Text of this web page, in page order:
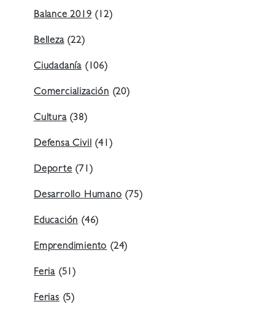
Balance 2019 (12)
Belleza(22)
Ciudadanía (106)
Comercialización (20)
Cultura(38)
Defensa Civil (41)
Deporte (71)
Desarrollo Humano (75)
Educación (46)
Emprendimiento (24)
Feria (51)
Ferias (5)